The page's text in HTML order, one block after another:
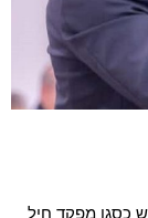
כסגן מפקד חיל